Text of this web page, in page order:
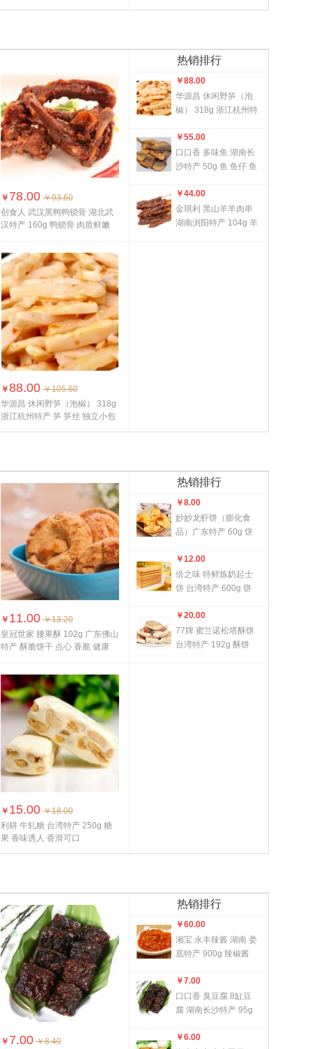
￥ 78.00 ￥93.60
创食人 武汉黑鸭鸭锁骨 湖北武
汉特产 160g 鸭锁骨 肉质鲜嫩
￥88.00 ￥105.60
华源昌 休闲野笋（泡椒） 318g
浙江杭州特产 笋 笋丝 独立小包
热销排行
￥88.00
华源昌 休闲野笋（泡
椒） 318g 浙江杭州特
￥55.00
口口香 多味鱼 湖南长
沙特产 50g 鱼 鱼仔 鱼
￥44.00
金琪利 黑山羊羊肉串
湖南浏阳特产 104g 羊
￥ 11.00 ￥13.20
皇冠世家 腰果酥 102g 广东佛山
特产 酥脆饼干 点心 香脆 健康
￥ 15.00 ￥18.00
利耕 牛轧糖 台湾特产 250g 糖
果 香味诱人 香滑可口
热销排行
￥8.00
妙妙龙虾饼（膨化食
品）广东特产 60g 饼
￥12.00
倍之味 特鲜炼奶起士
饼 台湾特产 600g 饼
口...
￥20.00
77牌 蜜兰诺松塔酥饼
台湾特产 192g 酥饼
￥ 7.00 ￥8.40
热销排行
￥60.00
湘宝 永丰辣酱 湖南 娄
底特产 900g 辣椒酱
￥7.00
口口香 臭豆腐 8缸豆
腐 湖南长沙特产 95g
里...
￥6.00